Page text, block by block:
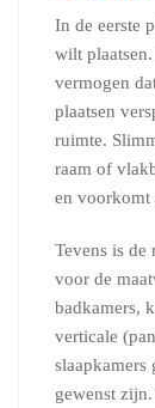
In de eerste
wilt
vermogen
plaatsen
ruimte.
raam of
en voorkomt
Tevens is de
voor de
badkamers,
verticale
slaapkamers
gewenst